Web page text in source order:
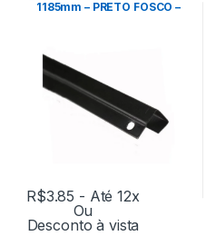
1185mm – PRETO FOSCO –
R$3.85 - Até 12x
Ou
Desconto à vista